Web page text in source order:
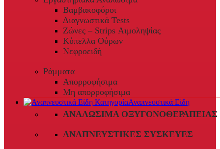
Βαμβακοφόροι
Διαγνωστικά Tests
Ζώνες – Strips Αιμοληψίας
Κύπελλα Ούρων
Νεφροειδή
Ράμματα
Απορροφήσιμα
Μη απορροφήσιμα
Αναπνευστικά Είδη
ΑΝΑΛΏΣΙΜΑ ΟΞΥΓΟΝΟΘΕΡΑΠΕΊΑΣ
ΑΝΑΠΝΕΥΣΤΙΚΈΣ ΣΥΣΚΕΥΈΣ